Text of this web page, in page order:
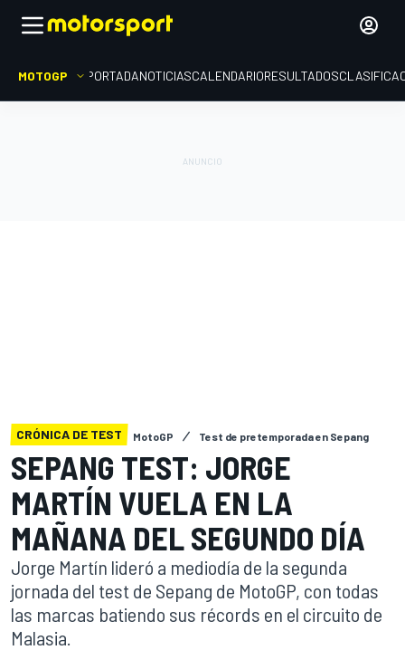
MOTOGP PORTADANOTICIASCALENDARIORESULTADOS
CRÓNICA DE TEST MotoGP Test de pretemporada en Sepang
SEPANG TEST: JORGE
MARTÍN VUELA EN LA
MAÑANA DEL SEGUNDO DÍA
Jorge Martín lideró a mediodía de la segunda
jornada del test de Sepang de MotoGP, con todas
las marcas batiendo sus récords en el circuito de
Malasia.